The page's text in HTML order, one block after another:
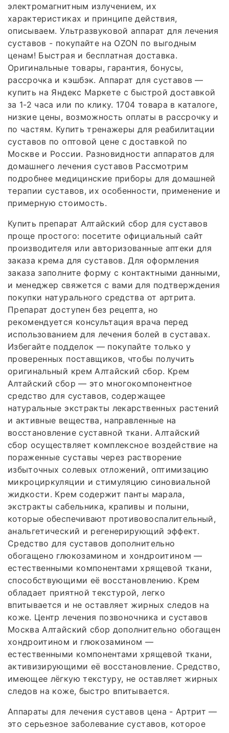
электромагнитным излучением, их
характеристиках и принципе действия,
описываем. Ультразвуковой аппарат для лечения
суставов - покупайте на OZON по выгодным
ценам! Быстрая и бесплатная доставка.
Оригинальные товары, гарантия, бонусы,
рассрочка и кэшбэк. Аппарат для суставов —
купить на Яндекс Маркете с быстрой доставкой
за 1-2 часа или по клику. 1704 товара в каталоге,
низкие цены, возможность оплаты в рассрочку и
по частям. Купить тренажеры для реабилитации
суставов по оптовой цене с доставкой по
Москве и России. Разновидности аппаратов для
домашнего лечения суставов Рассмотрим
подробнее медицинские приборы для домашней
терапии суставов, их особенности, применение и
примерную стоимость.
Купить препарат Алтайский сбор для суставов
проще простого: посетите официальный сайт
производителя или авторизованные аптеки для
заказа крема для суставов. Для оформления
заказа заполните форму с контактными данными,
и менеджер свяжется с вами для подтверждения
покупки натурального средства от артрита.
Препарат доступен без рецепта, но
рекомендуется консультация врача перед
использованием для лечения болей в суставах.
Избегайте подделок — покупайте только у
проверенных поставщиков, чтобы получить
оригинальный крем Алтайский сбор. Крем
Алтайский сбор — это многокомпонентное
средство для суставов, содержащее
натуральные экстракты лекарственных растений
и активные вещества, направленные на
восстановление суставной ткани. Алтайский
сбор осуществляет комплексное воздействие на
пораженные суставы через растворение
избыточных солевых отложений, оптимизацию
микроциркуляции и стимуляцию синовиальной
жидкости. Крем содержит панты марала,
экстракты сабельника, крапивы и полыни,
которые обеспечивают противовоспалительный,
анальгетический и регенерирующий эффект.
Средство для суставов дополнительно
обогащено глюкозамином и хондроитином —
естественными компонентами хрящевой ткани,
способствующими её восстановлению. Крем
обладает приятной текстурой, легко
впитывается и не оставляет жирных следов на
коже. Центр лечения позвоночника и суставов
Москва Алтайский сбор дополнительно обогащен
хондроитином и глюкозамином —
естественными компонентами хрящевой ткани,
активизирующими её восстановление. Средство,
имеющее лёгкую текстуру, не оставляет жирных
следов на коже, быстро впитывается.
Аппараты для лечения суставов цена - Артрит —
это серьезное заболевание суставов, которое